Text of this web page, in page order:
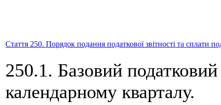
Стаття 250. Порядок подання податкової звітності та сплати
250.1. Базовий
календарному кварталу.